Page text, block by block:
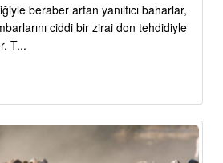
beraber artan yanıltıcı baharlar,
ciddi bir zirai don tehdidiyle
T...